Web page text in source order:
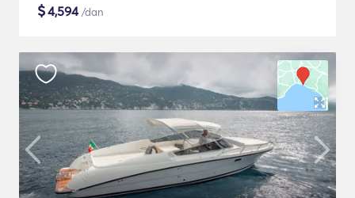
$4,594/dan